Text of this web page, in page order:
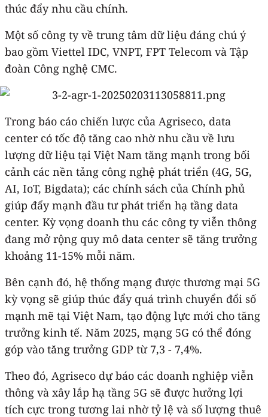
thúc đẩy nhu cầu chính.
Một số công ty về trung tâm dữ liệu đáng chú ý
bao gồm Viettel IDC, VNPT, FPT Telecom và Tập
đoàn Công nghệ CMC.
Trong báo cáo chiến lược của Agriseco, data
center có tốc độ tăng cao nhờ nhu cầu về lưu
lượng dữ liệu tại Việt Nam tăng mạnh trong bối
cảnh các nền tảng công nghệ phát triển (4G, 5G,
AI, IoT, Bigdata); các chính sách của Chính phủ
giúp đẩy mạnh đầu tư phát triển hạ tầng data
center. Kỳ vọng doanh thu các công ty viễn thông
đang mở rộng quy mô data center sẽ tăng trưởng
khoảng 11-15% mỗi năm.
Bên cạnh đó, hệ thống mạng được thương mại 5G
kỳ vọng sẽ giúp thúc đẩy quá trình chuyển đổi số
mạnh mẽ tại Việt Nam, tạo động lực mới cho tăng
trưởng kinh tế. Năm 2025, mạng 5G có thể đóng
góp vào tăng trưởng GDP từ 7,3 - 7,4%.
Theo đó, Agriseco dự báo các doanh nghiệp viễn
thông và xây lắp hạ tầng 5G sẽ được hưởng lợi
tích cực trong tương lai nhờ tỷ lệ và số lượng thuê